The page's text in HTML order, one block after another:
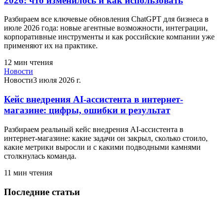
Разбираем все ключевые обновления ChatGPT для бизнеса в
июле 2026 года: новые агентные возможности, интеграции,
корпоративные инструменты и как российские компании уже
применяют их на практике.
12 мин чтения
Новости
Новости3 июля 2026 г.
Кейс внедрения AI-ассистента в интернет-
магазине: цифры, ошибки и результат
Разбираем реальный кейс внедрения AI-ассистента в
интернет-магазине: какие задачи он закрыл, сколько стоило,
какие метрики выросли и с какими подводными камнями
столкнулась команда.
11 мин чтения
Последние статьи